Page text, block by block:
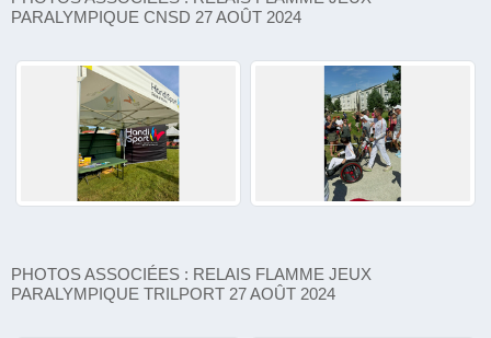
PARALYMPIQUE CNSD 27 AOÛT 2024
PHOTOS ASSOCIÉES : RELAIS FLAMME JEUX
PARALYMPIQUE TRILPORT 27 AOÛT 2024